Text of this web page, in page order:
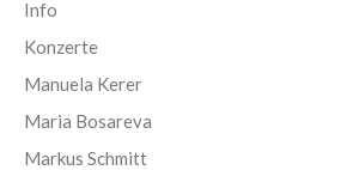
Info
Konzerte
Manuela Kerer
Maria Bosareva
Markus Schmitt